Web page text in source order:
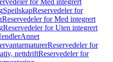
for Med integrert
SpeilskapReservedeler for
Reservedeler for Med integrert
Reservedeler for Uten integrert
Annet
Reservedeler for
nettdriftReservedeler for